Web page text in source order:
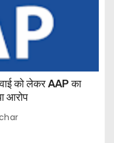
को लेकर AAP का
आरोप